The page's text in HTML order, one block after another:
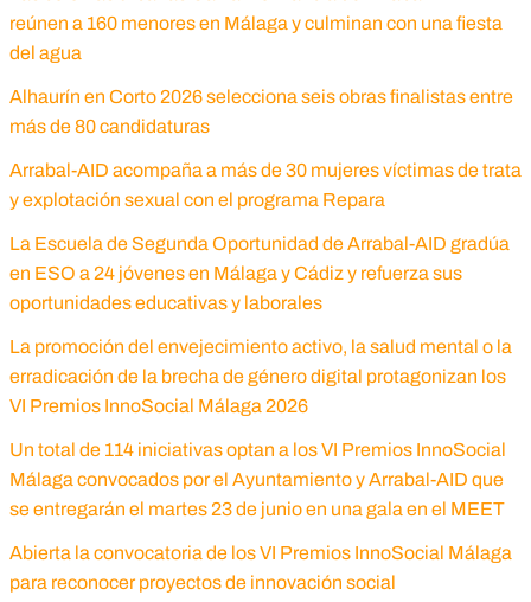
reúnen a 160 menores en Málaga y culminan con una fiesta
del agua
Alhaurín en Corto 2026 selecciona seis obras finalistas entre
más de 80 candidaturas
Arrabal-AID acompaña a más de 30 mujeres víctimas de trata
y explotación sexual con el programa Repara
La Escuela de Segunda Oportunidad de Arrabal-AID gradúa
en ESO a 24 jóvenes en Málaga y Cádiz y refuerza sus
oportunidades educativas y laborales
La promoción del envejecimiento activo, la salud mental o la
erradicación de la brecha de género digital protagonizan los
VI Premios InnoSocial Málaga 2026
Un total de 114 iniciativas optan a los VI Premios InnoSocial
Málaga convocados por el Ayuntamiento y Arrabal-AID que
se entregarán el martes 23 de junio en una gala en el MEET
Abierta la convocatoria de los VI Premios InnoSocial Málaga
para reconocer proyectos de innovación social